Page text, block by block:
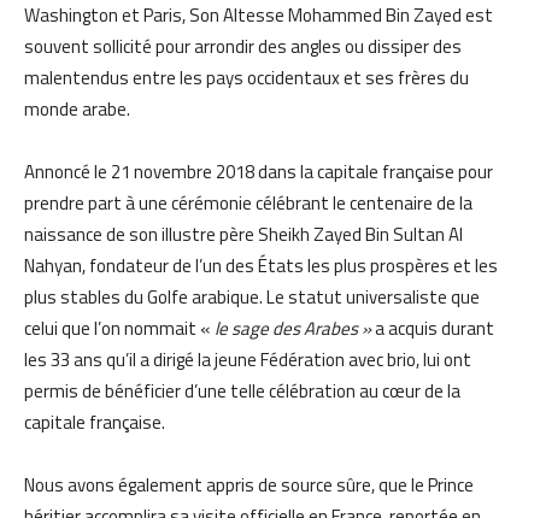
Washington et Paris, Son Altesse Mohammed Bin Zayed est
souvent sollicité pour arrondir des angles ou dissiper des
malentendus entre les pays occidentaux et ses frères du
monde arabe.
Annoncé le 21 novembre 2018 dans la capitale française pour
prendre part à une cérémonie célébrant le centenaire de la
naissance de son illustre père Sheikh Zayed Bin Sultan Al
Nahyan, fondateur de l’un des États les plus prospères et les
plus stables du Golfe arabique. Le statut universaliste que
celui que l’on nommait « le sage des Arabes »a acquis durant
les 33 ans qu’il a dirigé la jeune Fédération avec brio, lui ont
permis de bénéficier d’une telle célébration au cœur de la
capitale française.
Nous avons également appris de source sûre, que le Prince